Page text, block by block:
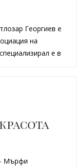
Георгиев е
на
е в
Мърфи